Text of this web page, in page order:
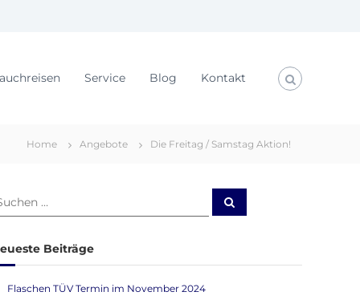
Service Blog Kontakt
Home Angebote Die Freitag / Samstag Aktion!
S
u
Beiträge
Flaschen TÜV Termin im November 2024